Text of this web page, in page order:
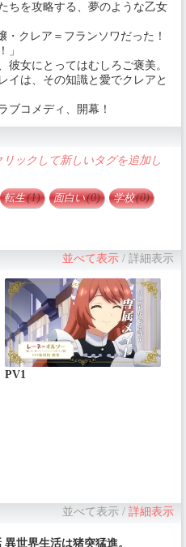
ちを攻略する、夢のような乙女
・クレア＝フランソワだった！
」
彼女にとってはむしろご褒美。
イは、その知識と愛でクレアと
ブコメディ、開幕！
ックして新しいタグを追加し
転生(1) 面白い(0) 学校(0)
並べて表示 /詳細表示
PV1
並べて表示 /詳細表示
異世界生活は猪突猛進。